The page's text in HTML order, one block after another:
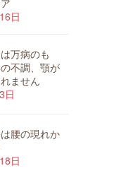
日
万病のも
不調、顎が
ません
日
腰の現れか
日